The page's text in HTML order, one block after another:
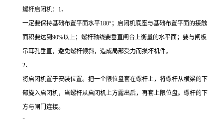
螺杆启闭机：1、
一定要保持基础布置平面水平180°；启闭机底座与基础布置平面的接触
面积要达到90%以上；螺杆轴线要垂直闸台上衡量的水平面；要与闸板
吊耳孔垂直，避免螺杆倾斜，造成局部受力而损坏机件。
2、
将启闭机置于安装位置。把一个限位盘套在螺杆上，将螺杆从横梁的下
部旋入启闭机，当螺杆从启闭机上方露出后，再套上限位盘。螺杆的下
方与闸门连接。